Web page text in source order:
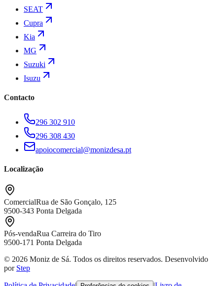
SEAT
Cupra
Kia
MG
Suzuki
Isuzu
Contacto
296 302 910
296 308 430
apoiocomercial@monizdesa.pt
Localização
ComercialRua de São Gonçalo, 125
9500-343 Ponta Delgada
Pós-vendaRua Carreira do Tiro
9500-171 Ponta Delgada
© 2026 Moniz de Sá. Todos os direitos reservados. Desenvolvido
por Step